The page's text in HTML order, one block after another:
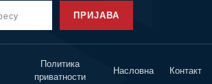
ПРИЈАВА
Политика
приватности
Насловна Контакт